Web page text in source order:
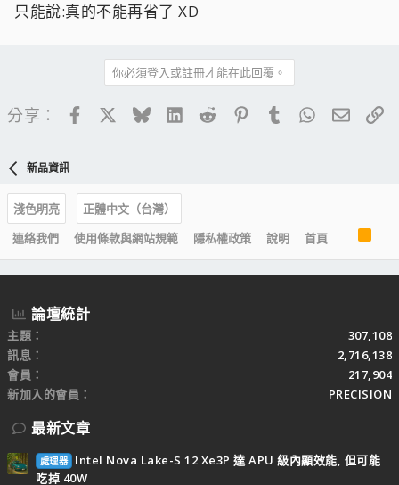
只能說:真的不能再省了 XD
你必須登入或註冊才能在此回覆。
分享： FacebookBlueskyLinkedIn
Reddit PinterestTumblrWhatsApp
電子
新品資訊
淺色明亮
正體中文（台灣）
連絡我們
使用條款與網站規範 隱私權政策 說明 首頁
S
論壇統計
主題
307,108
訊息
2,716,138
會員
217,904
新加入的會員
PRECISION
最新文章
處理器
Intel Nova Lake-S 12 Xe3P 達 APU 級內顯效能, 但可能
吃掉 40W